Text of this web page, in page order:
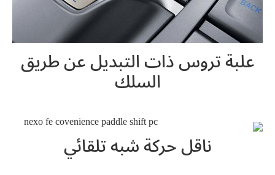
علبة تروس ذات التبديل عن طريق
السلك
ناقل حركة شبه تلقائي